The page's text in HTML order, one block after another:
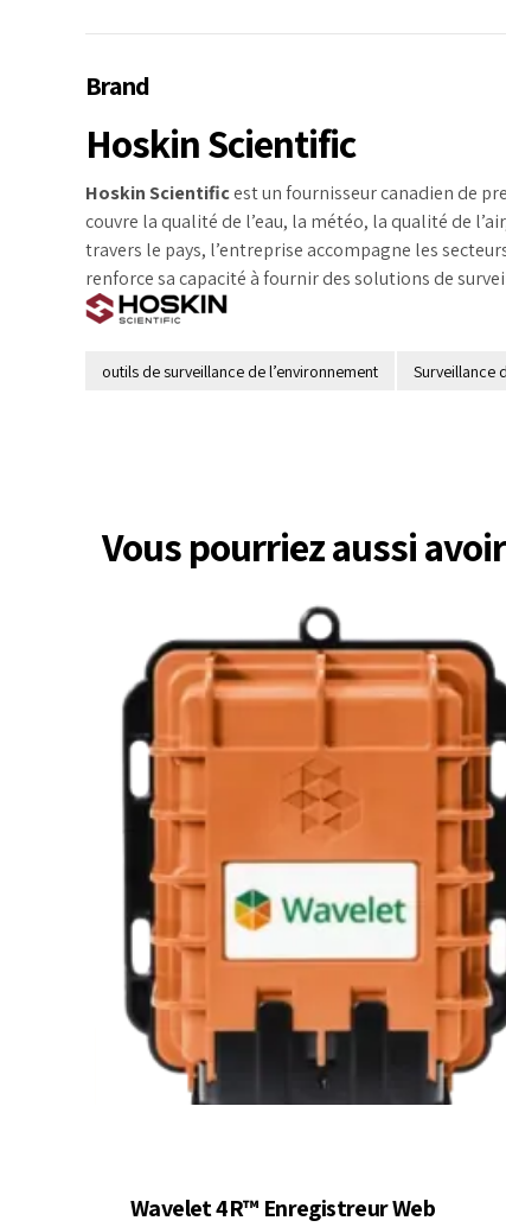
Brand
Hoskin Scientific
Hoskin Scientificest un fournisseur canadien de
couvre la qualité de l’eau, la météo, la qualité de
travers le pays, l’entreprise accompagne les
renforce sa capacité à fournir des solutions de
outils de surveillance de l’environnement Surveillance
Vous pourriez aussi
Wavelet 4R™ Enregistreur Web